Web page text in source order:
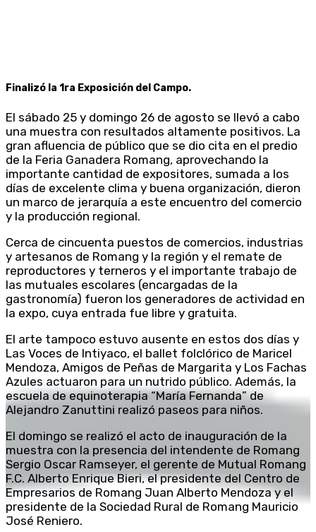
Finalizó la 1ra Exposición del Campo.
El sábado 25 y domingo 26 de agosto se llevó a cabo
una muestra con resultados altamente positivos. La
gran afluencia de público que se dio cita en el predio
de la Feria Ganadera Romang, aprovechando la
importante cantidad de expositores, sumada a los
días de excelente clima y buena organización, dieron
un marco de jerarquía a este encuentro del comercio
y la producción regional.
Cerca de cincuenta puestos de comercios, industrias
y artesanos de Romang y la región y el remate de
reproductores y terneros y el importante trabajo de
las mutuales escolares (encargadas de la
gastronomía) fueron los generadores de actividad en
la expo, cuya entrada fue libre y gratuita.
El arte tampoco estuvo ausente en estos dos días y
Las Voces de Intiyaco, el ballet folclórico de Maricel
Mendoza, Amigos de Peñas de Margarita y Los Fachas
Azules actuaron para un nutrido público. Además, la
escuela de equinoterapia “María Fernanda” de
Alejandro Zanuttini realizó paseos para niños.
El domingo se realizó el acto de inauguración de la
muestra con la presencia del intendente de Romang
Sergio Oscar Ramseyer, el gerente de Mutual Romang
F.C. Alberto Enrique Bieri, el presidente del Centro de
Empresarios de Romang Juan Alberto Mendoza y el
presidente de la Sociedad Rural de Romang Mauricio
José Reniero.